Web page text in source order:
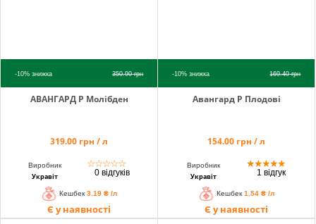
-10%знижка 350.90грн
АВАНГАРД Р Молібден
319.00 грн / л
Виробник
Укравіт
☆☆☆☆☆
0 відгуків
Кешбек 3.19 ₴ /л
Є у наявності
-10%знижка 169.40грн
Авангард Р Плодовi
154.00 грн / л
Виробник
Укравіт
★★★★★
1 відгук
Кешбек 1.54 ₴ /л
Є у наявності